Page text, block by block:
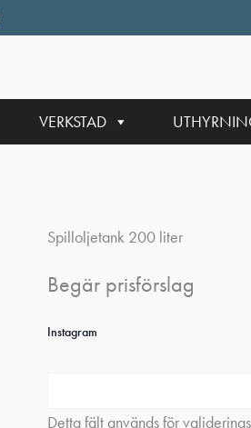
VERKSTAD
Spilloljetank 200 liter
Begär prisförslag
Instagram
Detta fält används för